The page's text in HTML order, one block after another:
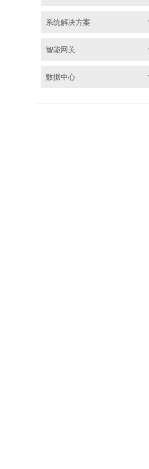
系统解决方案
智能网关
数据中心